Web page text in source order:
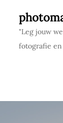
content"Leg jouw
fotografie